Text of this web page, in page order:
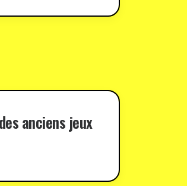
anciens jeux